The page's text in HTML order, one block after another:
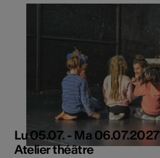
Lu 05.07. - Ma 06.07.2027
Atelier théâtre